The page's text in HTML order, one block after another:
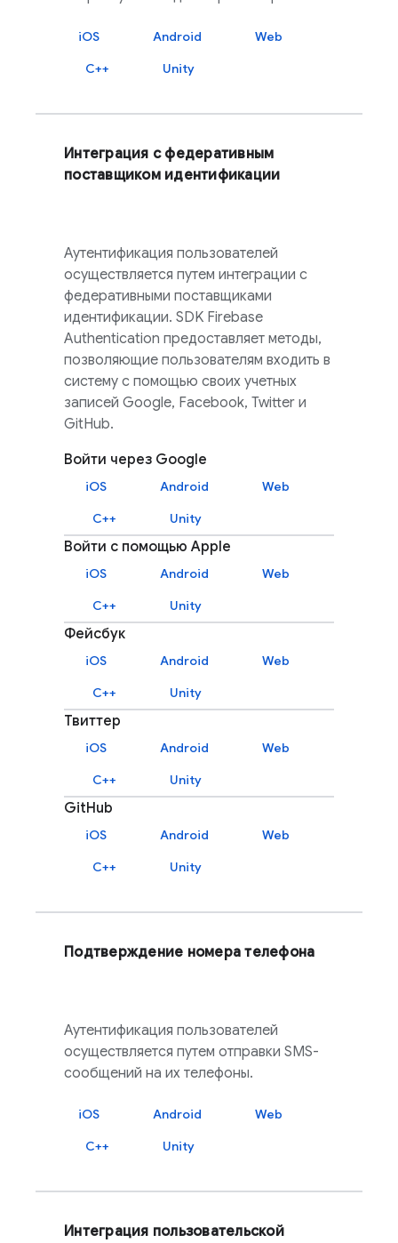
iOS Android
Web
C++
Unity
Интеграция с федеративным
поставщиком идентификации
Аутентификация пользователей
осуществляется путем интеграции с
федеративными поставщиками
идентификации. SDK Firebase
Authentication предоставляет методы,
позволяющие пользователям входить в
систему с помощью своих учетных
записей Google, Facebook, Twitter и
GitHub.
Войти через Google
iOS Android
Web
C++
Unity
Войти с помощью Apple
iOS Android
Web
C++
Unity
Фейсбук
iOS Android
Web
C++
Unity
Твиттер
iOS Android
Web
C++
Unity
GitHub
iOS Android
Web
C++
Unity
Подтверждение номера телефона
Аутентификация пользователей
осуществляется путем отправки SMS-
сообщений на их телефоны.
iOS Android
Web
C++
Unity
Интеграция пользовательской